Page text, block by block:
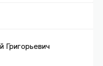
Григорьевич